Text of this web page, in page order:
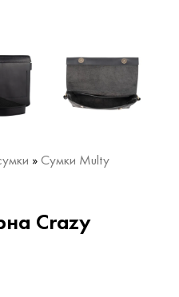
»Сумки Multy
Crazy